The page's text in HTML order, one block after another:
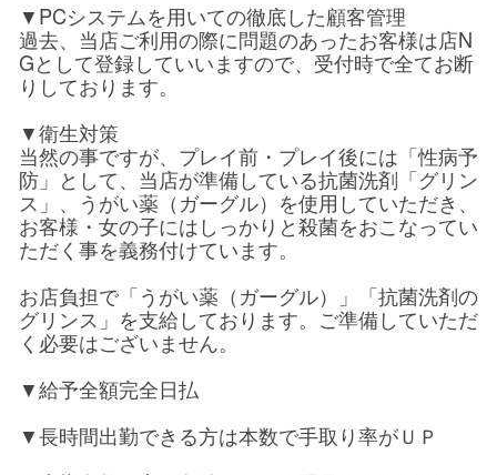
▼PCシステムを用いての徹底した顧客管理
過去、当店ご利用の際に問題のあったお客様は店N
Gとして登録していいますので、受付時で全てお断
りしております。
▼衛生対策
当然の事ですが、プレイ前・プレイ後には「性病予
防」として、当店が準備している抗菌洗剤「グリン
ス」、うがい薬（ガーグル）を使用していただき、
お客様・女の子にはしっかりと殺菌をおこなってい
ただく事を義務付けています。
お店負担で「うがい薬（ガーグル）」「抗菌洗剤の
グリンス」を支給しております。ご準備していただ
く必要はございません。
▼給予全額完全日払
▼長時間出勤できる方は本数で手取り率がＵＰ